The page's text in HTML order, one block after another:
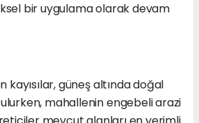
bir uygulama olarak devam
kayısılar, güneş altında doğal
mahallenin engebeli arazi